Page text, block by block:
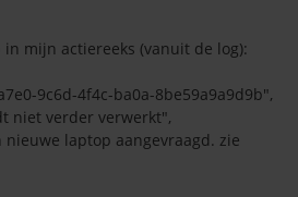
mijn actiereeks (vanuit de log):
9c6d-4f4c-ba0a-8be59a9a9d9b",
niet verder verwerkt",
laptop aangevraagd. zie